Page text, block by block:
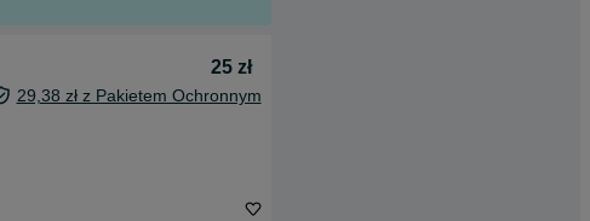
25 zł
29,38 zł z Pakietem Ochronnym